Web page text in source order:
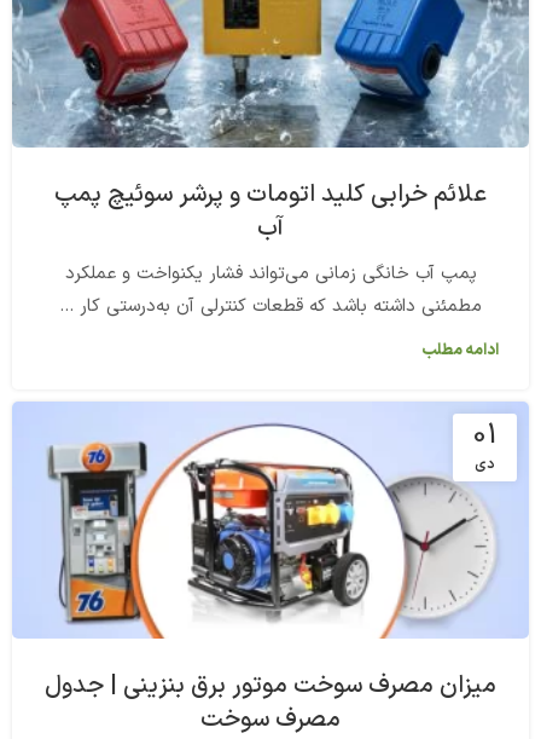
علائم خرابی کلید اتومات و پرشر سوئیچ پمپ
آب
پمپ آب خانگی زمانی می‌تواند فشار یکنواخت و عملکرد
مطمئنی داشته باشد که قطعات کنترلی آن به‌درستی کار ...
ادامه مطلب
01
دی
میزان مصرف سوخت موتور برق بنزینی | جدول
مصرف سوخت